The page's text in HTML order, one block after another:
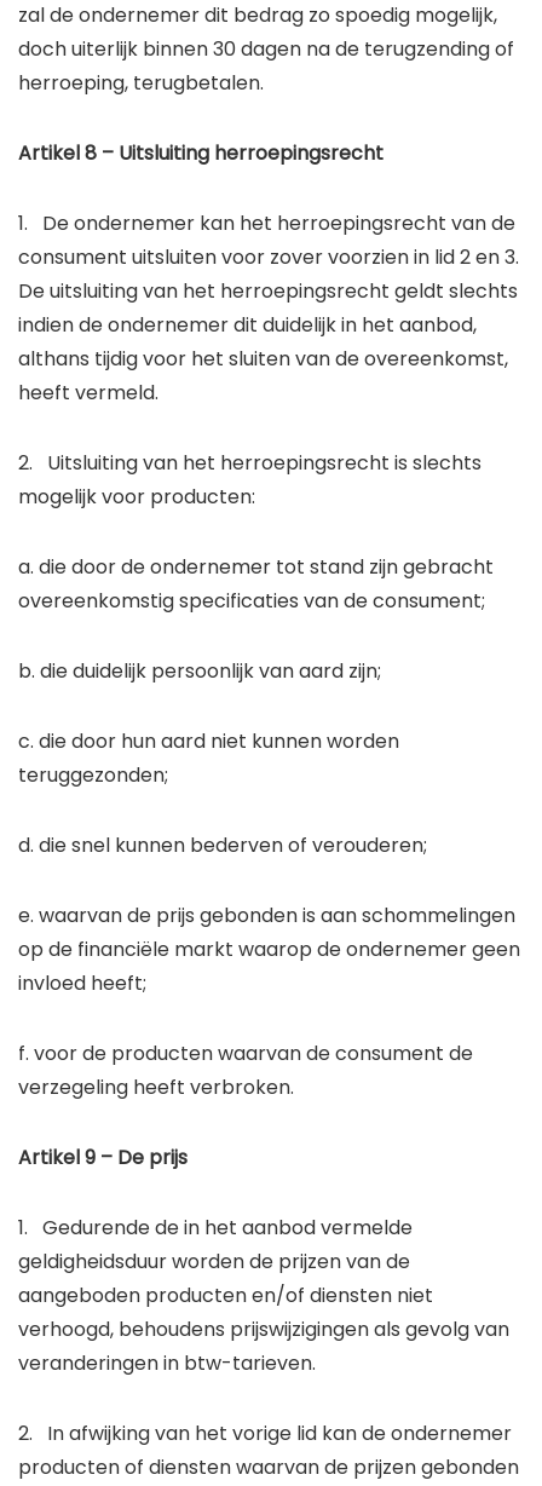
zal de ondernemer dit bedrag zo spoedig mogelijk,
doch uiterlijk binnen 30 dagen na de terugzending of
herroeping, terugbetalen.
Artikel 8 – Uitsluiting herroepingsrecht
1. De ondernemer kan het herroepingsrecht van de
consument uitsluiten voor zover voorzien in lid 2 en 3.
De uitsluiting van het herroepingsrecht geldt slechts
indien de ondernemer dit duidelijk in het aanbod,
althans tijdig voor het sluiten van de overeenkomst,
heeft vermeld.
2. Uitsluiting van het herroepingsrecht is slechts
mogelijk voor producten:
a. die door de ondernemer tot stand zijn gebracht
overeenkomstig specificaties van de consument;
b. die duidelijk persoonlijk van aard zijn;
c. die door hun aard niet kunnen worden
teruggezonden;
d. die snel kunnen bederven of verouderen;
e. waarvan de prijs gebonden is aan schommelingen
op de financiële markt waarop de ondernemer geen
invloed heeft;
f. voor de producten waarvan de consument de
verzegeling heeft verbroken.
Artikel 9 – De prijs
1. Gedurende de in het aanbod vermelde
geldigheidsduur worden de prijzen van de
aangeboden producten en/of diensten niet
verhoogd, behoudens prijswijzigingen als gevolg van
veranderingen in btw-tarieven.
2. In afwijking van het vorige lid kan de ondernemer
producten of diensten waarvan de prijzen gebonden